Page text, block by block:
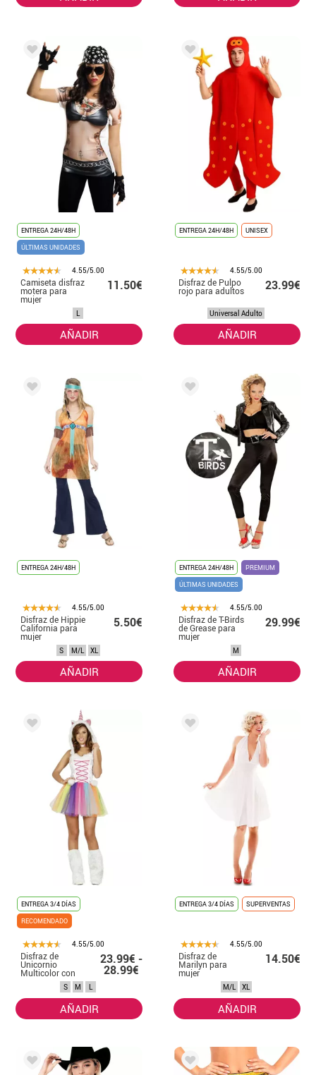
ENTREGA 24H/48H
ÚLTIMAS UNIDADES
4.55/5.00
Camiseta disfraz
motera para
mujer
11.50€
L
AÑADIR
ENTREGA 24H/48H UNISEX
4.55/5.00
Disfraz de Pulpo
rojo para adultos 23.99€
Universal Adulto
AÑADIR
ENTREGA 24H/48H
4.55/5.00
Disfraz de Hippie
California para
mujer
5.50€
S M/L XL
AÑADIR
ENTREGA 24H/48H
PREMIUM
ÚLTIMAS UNIDADES
4.55/5.00
Disfraz de T-Birds
de Grease para
mujer
29.99€
M
AÑADIR
ENTREGA 3/4 DÍAS
RECOMENDADO
4.55/5.00
Disfraz de
Unicornio
Multicolor con
tutú para mujer
23.99€ -
28.99€
S M L
AÑADIR
ENTREGA 3/4 DÍAS SUPERVENTAS
4.55/5.00
Disfraz de
Marilyn para
mujer
14.50€
M/L XL
AÑADIR